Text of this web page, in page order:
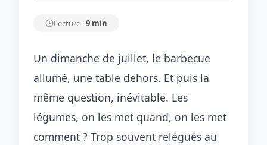
Lecture ·9 min
Un dimanche de juillet, le barbecue
allumé, une table dehors. Et puis la
même question, inévitable. Les
légumes, on les met quand, on les met
comment ? Trop souvent relégués au